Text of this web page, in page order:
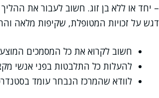
– יחד או ללא בן זוג. חשוב לעבור את
דגש על זכויות המטופלת, שקיפות מלאה
חשוב לקרוא את כל המסמכים
להעלות כל התלבטות בפני אנשי
לוודא שהמרכז הנבחר עומד